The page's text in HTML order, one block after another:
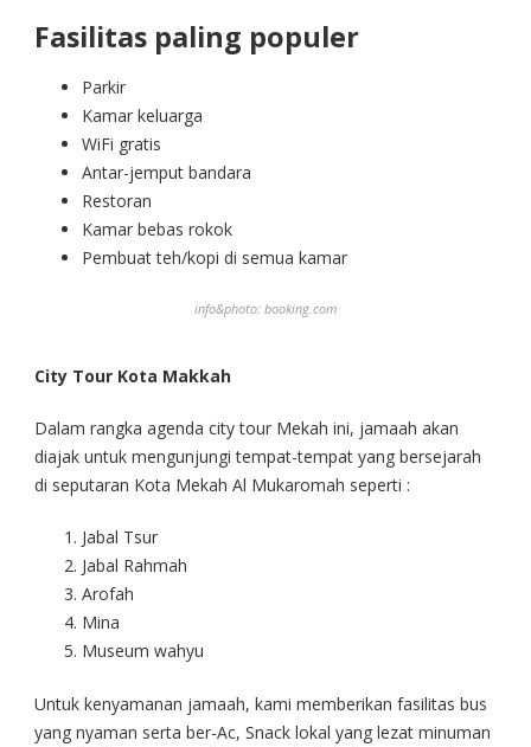
Fasilitas paling populer
Parkir
Kamar keluarga
WiFi gratis
Antar-jemput bandara
Restoran
Kamar bebas rokok
Pembuat teh/kopi di semua kamar
info&photo: booking.com
City Tour Kota Makkah
Dalam rangka agenda city tour Mekah ini, jamaah akan
diajak untuk mengunjungi tempat-tempat yang bersejarah
di seputaran Kota Mekah Al Mukaromah seperti :
Jabal Tsur
Jabal Rahmah
Arofah
Mina
Museum wahyu
Untuk kenyamanan jamaah, kami memberikan fasilitas bus
yang nyaman serta ber-Ac, Snack lokal yang lezat minuman